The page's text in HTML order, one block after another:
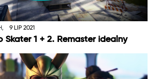
9 LIP 2021
Skater 1 + 2. Remaster idealny